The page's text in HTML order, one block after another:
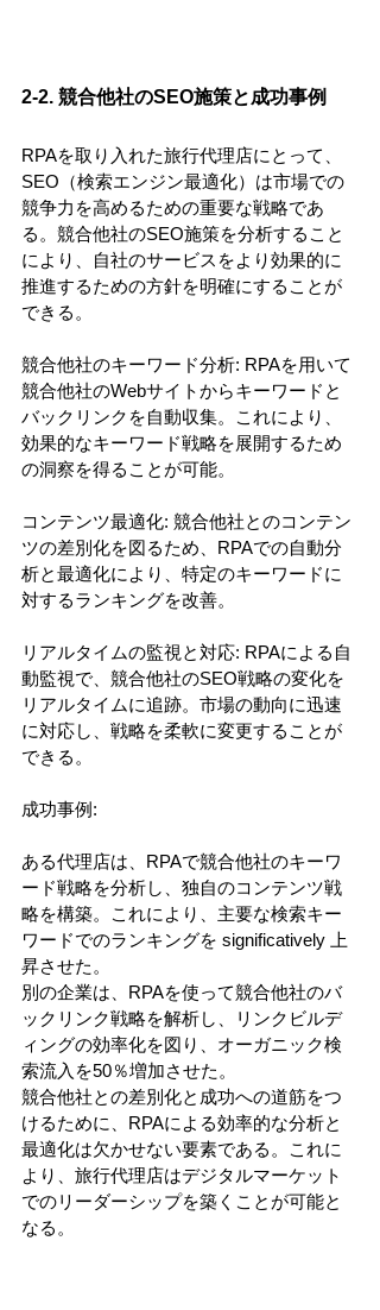
2-2. 競合他社のSEO施策と成功事例
RPAを取り入れた旅行代理店にとって、
SEO（検索エンジン最適化）は市場での
競争力を高めるための重要な戦略であ
る。競合他社のSEO施策を分析すること
により、自社のサービスをより効果的に
推進するための方針を明確にすることが
できる。
競合他社のキーワード分析: RPAを用いて
競合他社のWebサイトからキーワードと
バックリンクを自動収集。これにより、
効果的なキーワード戦略を展開するため
の洞察を得ることが可能。
コンテンツ最適化: 競合他社とのコンテン
ツの差別化を図るため、RPAでの自動分
析と最適化により、特定のキーワードに
対するランキングを改善。
リアルタイムの監視と対応: RPAによる自
動監視で、競合他社のSEO戦略の変化を
リアルタイムに追跡。市場の動向に迅速
に対応し、戦略を柔軟に変更することが
できる。
成功事例:
ある代理店は、RPAで競合他社のキーワ
ード戦略を分析し、独自のコンテンツ戦
略を構築。これにより、主要な検索キー
ワードでのランキングを significatively 上
昇させた。
別の企業は、RPAを使って競合他社のバ
ックリンク戦略を解析し、リンクビルデ
ィングの効率化を図り、オーガニック検
索流入を50％増加させた。
競合他社との差別化と成功への道筋をつ
けるために、RPAによる効率的な分析と
最適化は欠かせない要素である。これに
より、旅行代理店はデジタルマーケット
でのリーダーシップを築くことが可能と
なる。